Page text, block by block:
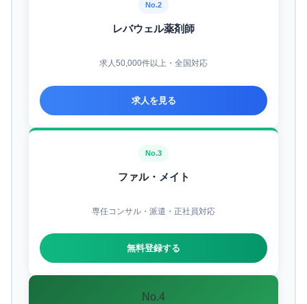
No.2
レバウェル薬剤師
求人50,000件以上・全国対応
求人を見る
No.3
ファル・メイト
専任コンサル・派遣・正社員対応
無料登録する
No.4